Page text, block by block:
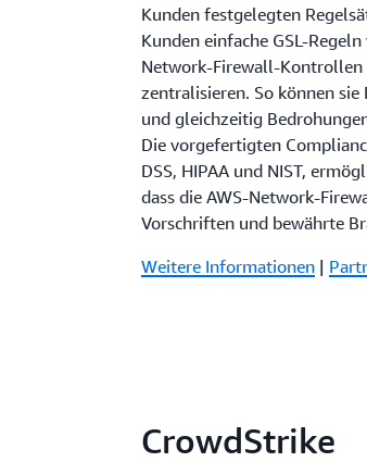
Kunden festgelegten
Kunden einfache GSL-
Network-Firewall-Kontrollen
zentralisieren. So können
und gleichzeitig
Die vorgefertigten
DSS, HIPAA und NIST,
dass die AWS-Network-
Vorschriften und bewährte
Weitere Informationen |
CrowdStrike